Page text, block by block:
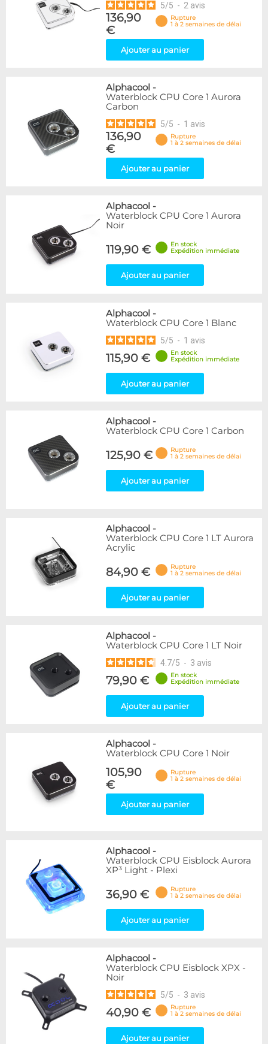
5/5 - 2 avis
136,90
€
Rupture
1 à 2 semaines de délai
Ajouter au panier
Alphacool -
Waterblock CPU Core 1 Aurora
Carbon
5/5 - 1 avis
136,90
€
Rupture
1 à 2 semaines de délai
Ajouter au panier
Alphacool -
Waterblock CPU Core 1 Aurora
Noir
119,90 €
En stock
Expédition immédiate
Ajouter au panier
Alphacool -
Waterblock CPU Core 1 Blanc
5/5 - 1 avis
115,90 €
En stock
Expédition immédiate
Ajouter au panier
Alphacool -
Waterblock CPU Core 1 Carbon
125,90 €
Rupture
1 à 2 semaines de délai
Ajouter au panier
Alphacool -
Waterblock CPU Core 1 LT Aurora
Acrylic
84,90 €
Rupture
1 à 2 semaines de délai
Ajouter au panier
Alphacool -
Waterblock CPU Core 1 LT Noir
4.7/5 - 3 avis
79,90 €
En stock
Expédition immédiate
Ajouter au panier
Alphacool -
Waterblock CPU Core 1 Noir
105,90
€
Rupture
1 à 2 semaines de délai
Ajouter au panier
Alphacool -
Waterblock CPU Eisblock Aurora
XP³ Light - Plexi
36,90 €
Rupture
1 à 2 semaines de délai
Ajouter au panier
Alphacool -
Waterblock CPU Eisblock XPX -
Noir
5/5 - 3 avis
40,90 €
Rupture
1 à 2 semaines de délai
Ajouter au panier